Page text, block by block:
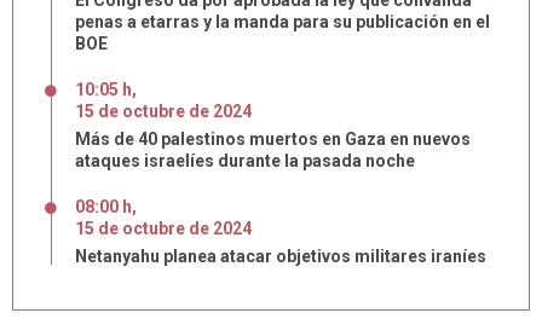
penas a etarras y la manda para su publicación en el
BOE
10:05 h,
15 de octubre de 2024
Más de 40 palestinos muertos en Gaza en nuevos
ataques israelíes durante la pasada noche
08:00 h,
15 de octubre de 2024
Netanyahu planea atacar objetivos militares iraníes